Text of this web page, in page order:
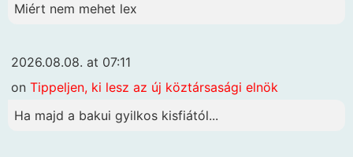
Miért nem mehet lex
2026.08.08. at 07:11
on Tippeljen, ki lesz az új köztársasági elnök
Ha majd a bakui gyilkos kisfiától...